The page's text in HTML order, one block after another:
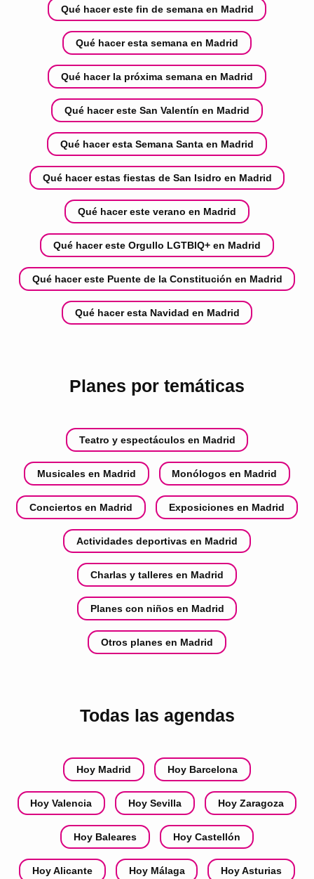
Qué hacer este fin de semana en Madrid
Qué hacer esta semana en Madrid
Qué hacer la próxima semana en Madrid
Qué hacer este San Valentín en Madrid
Qué hacer esta Semana Santa en Madrid
Qué hacer estas fiestas de San Isidro en Madrid
Qué hacer este verano en Madrid
Qué hacer este Orgullo LGTBIQ+ en Madrid
Qué hacer este Puente de la Constitución en Madrid
Qué hacer esta Navidad en Madrid
Planes por temáticas
Teatro y espectáculos en Madrid
Musicales en Madrid Monólogos en Madrid
Conciertos en Madrid Exposiciones en Madrid
Actividades deportivas en Madrid
Charlas y talleres en Madrid
Planes con niños en Madrid
Otros planes en Madrid
Todas las agendas
Hoy Madrid Hoy Barcelona
Hoy Valencia Hoy Sevilla Hoy Zaragoza
Hoy Baleares Hoy Castellón
Hoy Alicante Hoy Málaga Hoy Asturias